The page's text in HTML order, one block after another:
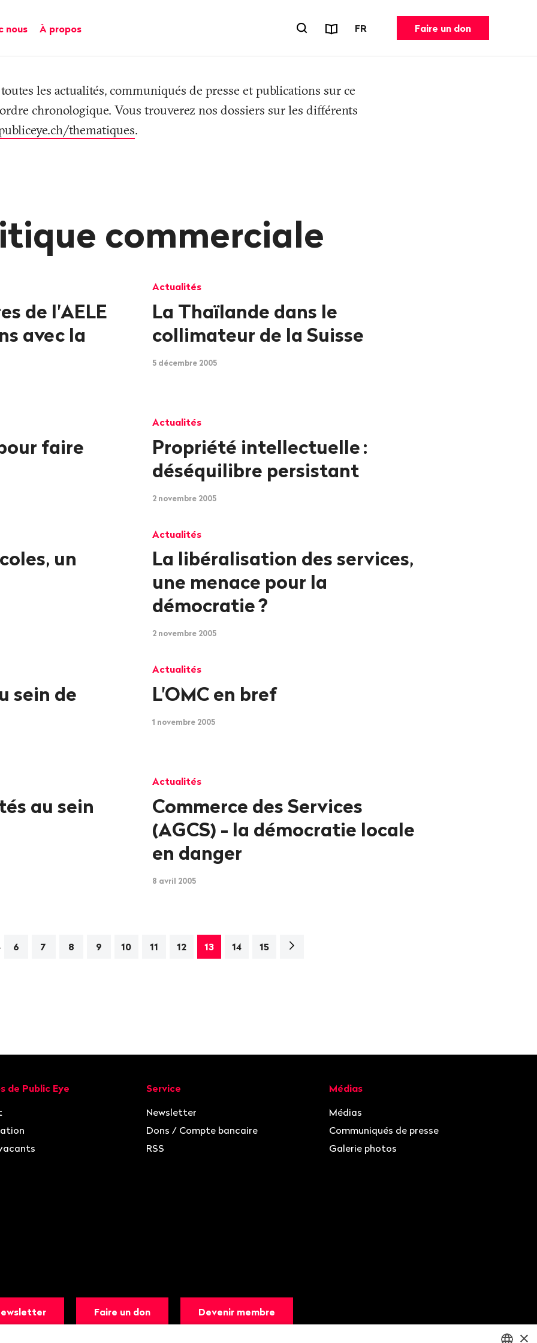
nous À propos Ouvrir le formulaire de recherche
Rapports et dépliants
FR CHANGER DE LANGUE. LANGUE
Faire un don
les actualités, communiqués de presse et publications sur ce
chronologique. Vous trouverez nos dossiers sur les différents
thematiques.
commerciale
de l'AELE
avec la
Actualités
La Thaïlande dans le
collimateur de la Suisse
5 décembre 2005
faire
Actualités
Propriété intellectuelle:
déséquilibre persistant
2 novembre 2005
un
Actualités
La libéralisation des services,
une menace pour la
démocratie?
2 novembre 2005
sein de
Actualités
L'OMC en bref
1 novembre 2005
au sein
Actualités
Commerce des Services
(AGCS) - la démocratie locale
en danger
8 avril 2005
6 7 8 9 10 11 12 13 14 15
Page
de Public Eye
Service
Newsletter
Dons / Compte bancaire
RSS
Médias
Médias
Communiqués de presse
Galerie photos
Faire un don Devenir membre
×